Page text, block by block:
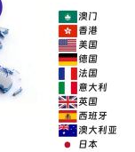
澳门
香港
美国
德国
法国
意大利
英国
西班牙
澳大利亚
日本